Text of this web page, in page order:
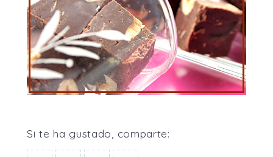
Si te ha gustado, comparte: